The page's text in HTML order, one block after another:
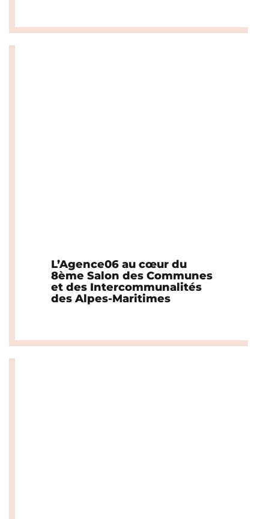
L’Agence06 au cœur du
8ème Salon des Communes
et des Intercommunalités
des Alpes-Maritimes